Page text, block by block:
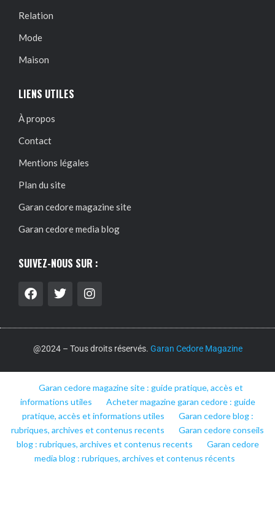
Relation
Mode
Maison
LIENS UTILES
À propos
Contact
Mentions légales
Plan du site
Garan cedore magazine site
Garan cedore media blog
SUIVEZ-NOUS SUR :
@2024 – Tous droits réservés. Garan Cedore Magazine
Garan cedore magazine site : guide pratique, accès et
informations utiles
Acheter magazine garan cedore : guide
pratique, accès et informations utiles
Garan cedore blog :
rubriques, archives et contenus recents
Garan cedore conseils
blog : rubriques, archives et contenus recents
Garan cedore
media blog : rubriques, archives et contenus récents